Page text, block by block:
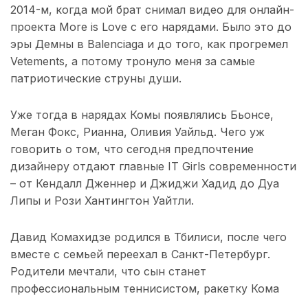
2014-м, когда мой брат снимал видео для онлайн-
проекта More is Love с его нарядами. Было это до
эры Демны в Balenciaga и до того, как прогремел
Vetements, а потому тронуло меня за самые
патриотические струны души.
Уже тогда в нарядах Комы появлялись Бьонсе,
Меган Фокс, Рианна, Оливия Уайльд. Чего уж
говорить о том, что сегодня предпочтение
дизайнеру отдают главные IT Girls современности
– от Кендалл Дженнер и Джиджи Хадид до Дуа
Липы и Рози Хантингтон Уайтли.
Давид Комахидзе родился в Тбилиси, после чего
вместе с семьей переехал в Санкт-Петербург.
Родители мечтали, что сын станет
профессиональным теннисистом, ракетку Кома